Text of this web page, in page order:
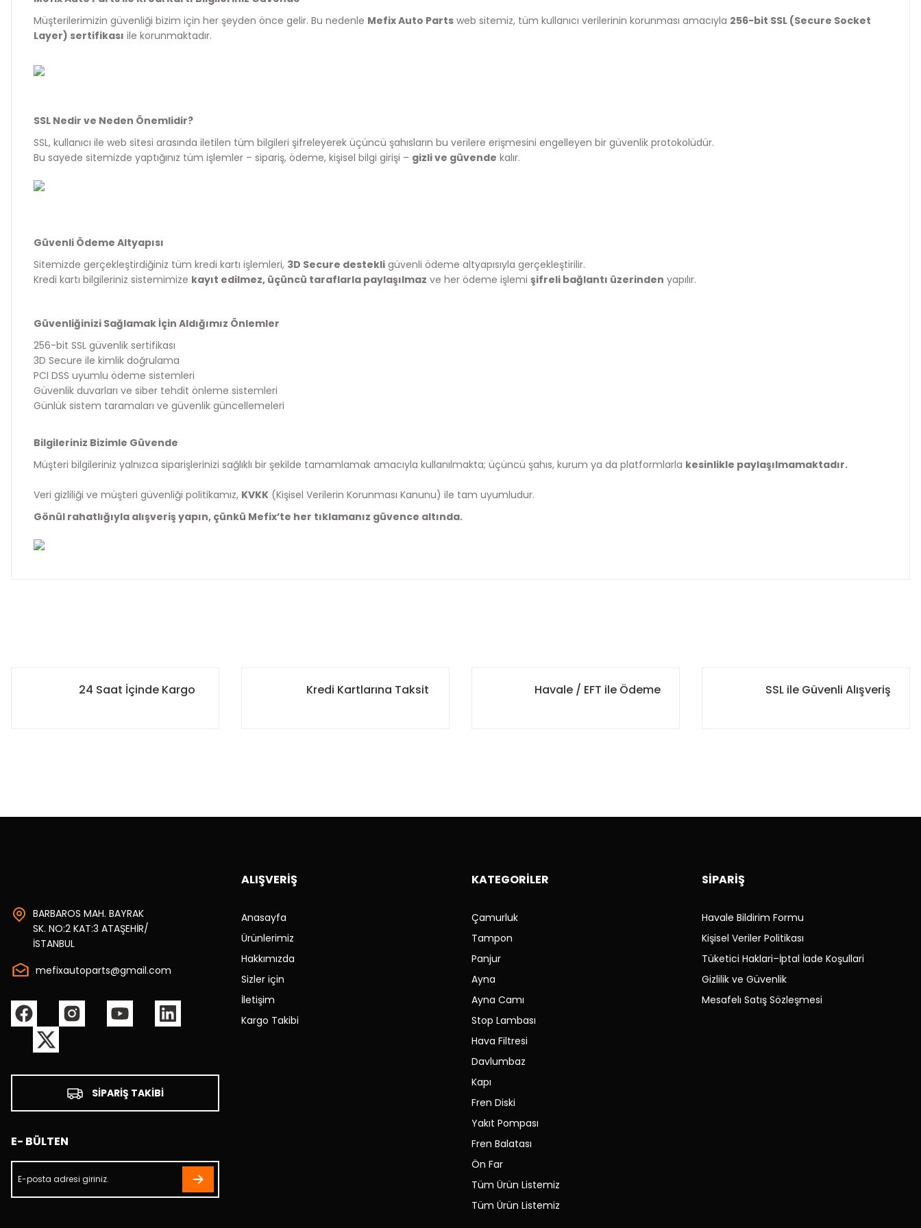
Müşterilerimizin güvenliği bizim için her şeyden önce gelir. Bu nedenle Mefix Auto Parts web sitemiz, tüm kullanıcı verilerinin korunması amacıyla 256-bit SSL (Secure Socket
Layer) sertifikası ile korunmaktadır.
SSL Nedir ve Neden Önemlidir?
SSL, kullanıcı ile web sitesi arasında iletilen tüm bilgileri şifreleyerek üçüncü şahısların bu verilere erişmesini engelleyen bir güvenlik protokolüdür.
Bu sayede sitemizde yaptığınız tüm işlemler – sipariş, ödeme, kişisel bilgi girişi – gizli ve güvende kalır.
Güvenli Ödeme Altyapısı
Sitemizde gerçekleştirdiğiniz tüm kredi kartı işlemleri, 3D Secure destekli güvenli ödeme altyapısıyla gerçekleştirilir.
Kredi kartı bilgileriniz sistemimize kayıt edilmez, üçüncü taraflarla paylaşılmaz ve her ödeme işlemi şifreli bağlantı üzerinden yapılır.
Güvenliğinizi Sağlamak İçin Aldığımız Önlemler
256-bit SSL güvenlik sertifikası
3D Secure ile kimlik doğrulama
PCI DSS uyumlu ödeme sistemleri
Güvenlik duvarları ve siber tehdit önleme sistemleri
Günlük sistem taramaları ve güvenlik güncellemeleri
Bilgileriniz Bizimle Güvende
Müşteri bilgileriniz yalnızca siparişlerinizi sağlıklı bir şekilde tamamlamak amacıyla kullanılmakta; üçüncü şahıs, kurum ya da platformlarla kesinlikle paylaşılmamaktadır.
Veri gizliliği ve müşteri güvenliği politikamız, KVKK (Kişisel Verilerin Korunması Kanunu) ile tam uyumludur.
Gönül rahatlığıyla alışveriş yapın, çünkü Mefix’te her tıklamanız güvence altında.
24 Saat İçinde Kargo Kredi Kartlarına Taksit Havale / EFT ile Ödeme SSL ile Güvenli Alışveriş
BARBAROS MAH. BAYRAK
SK. NO:2 KAT:3 ATAŞEHİR/
İSTANBUL
mefixautoparts@gmail.com
SİPARİŞ TAKİBİ
E- BÜLTEN
ALIŞVERİŞ
Anasayfa
Ürünlerimiz
Hakkımızda
Sizler için
İletişim
Kargo Takibi
KATEGORİLER
Çamurluk
Tampon
Panjur
Ayna
Ayna Camı
Stop Lambası
Hava Filtresi
Davlumbaz
Kapı
Fren Diski
Yakıt Pompası
Fren Balatası
Ön Far
Tüm Ürün Listemiz
Tüm Ürün Listemiz
SİPARİŞ
Havale Bildirim Formu
Kişisel Veriler Politikası
Tüketici Haklari–İptal İade Koşullari
Gizlilik ve Güvenlik
Mesafelı Satış Sözleşmesi